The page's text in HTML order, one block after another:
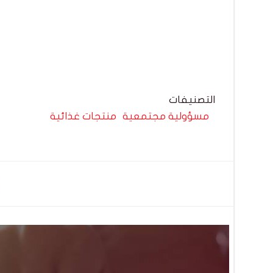
التصنيفات
مسؤولية مجتمعية
منتجات غذائية